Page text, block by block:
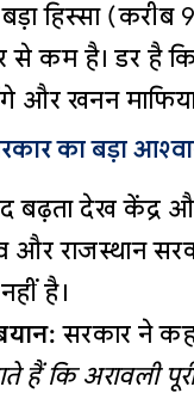
हिस्सा (करीब
से कम है। डर है कि
और खनन
का बड़ा
बढ़ता देख केंद्र और
और राजस्थान
है।
सरकार ने
हैं कि अरावली